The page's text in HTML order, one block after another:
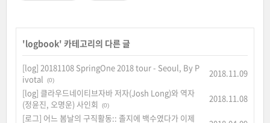
'logbook' 카테고리의 다른 글
[log] 20181108 SpringOne 2018 tour - Seoul, By P
ivotal
(0)
2018.11.09
[log] 클라우드네이티브자바 저자(Josh Long)와 역자
(정윤진, 오명운) 사인회
(0)
2018.11.08
[로그] 어느 봄날의 구직활동:: 졸지에 백수였다가 이제